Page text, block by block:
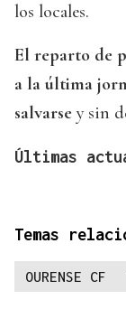
los locales.
El reparto de
a la última
salvarse y sin
Últimas
Temas
OURENSE CF